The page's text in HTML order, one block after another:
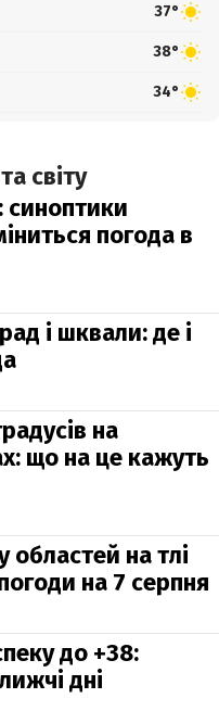
37°
38°
34°
світу
синоптики
погода в
і шквали: де і
на
що на це кажуть
на тлі
на 7 серпня
до +38:
дні